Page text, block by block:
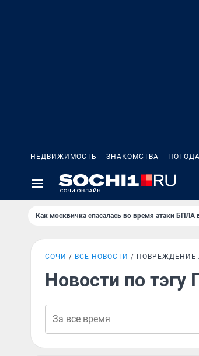
НЕДВИЖИМОСТЬ ЗНАКОМСТВА ПОГОДА
Как москвичка спасалась во время атаки БПЛА
СОЧИ ВСЕ НОВОСТИ ПОВРЕЖДЕНИЕ
Новости по